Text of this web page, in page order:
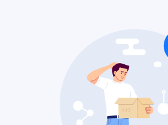
386 Nguyễn Hữu Thọ, P. Cẩm Lệ, TP. Đà Nẵng
- Nệm Việt Chất
569 Điện Biên Phủ, P. Thanh Khê, TP.Đà Nẵng
0905678143